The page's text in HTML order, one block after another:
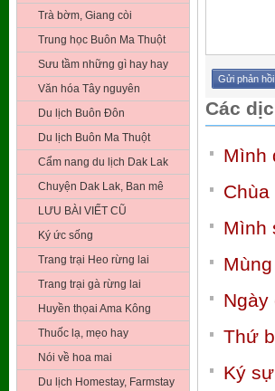
Trà bờm, Giang còi
Trung học Buôn Ma Thuột
Sưu tầm những gì hay hay
Văn hóa Tây nguyên
Du lịch Buôn Đôn
Du lịch Buôn Ma Thuột
Cẩm nang du lịch Dak Lak
Chuyện Dak Lak, Ban mê
LƯU BÀI VIẾT CŨ
Ký ức sống
Trang trại Heo rừng lai
Trang trại gà rừng lai
Huyền thọai Ama Kông
Thuốc lạ, mẹo hay
Nói về hoa mai
Du lịch Homestay, Farmstay
Các
Mình
Mình
Ngày
Thứ
Ký